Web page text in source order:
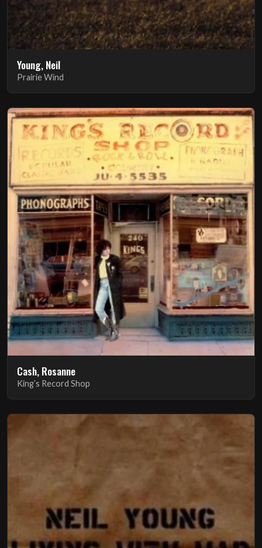
Young, Neil
Prairie Wind
Cash, Rosanne
King’s Record Shop